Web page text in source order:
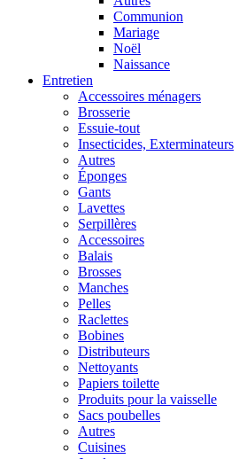
Communion
Mariage
Noël
Naissance
Entretien
Accessoires ménagers
Brosserie
Essuie-tout
Insecticides, Exterminateurs
Autres
Éponges
Gants
Lavettes
Serpillères
Accessoires
Balais
Brosses
Manches
Pelles
Raclettes
Bobines
Distributeurs
Nettoyants
Papiers toilette
Produits pour la vaisselle
Sacs poubelles
Autres
Cuisines